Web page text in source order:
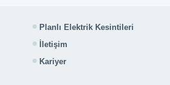
Planlı Elektrik Kesintileri
İletişim
Kariyer